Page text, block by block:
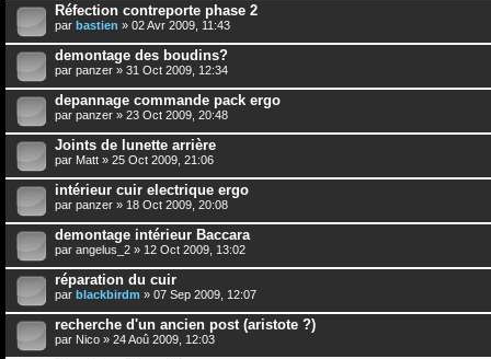
Réfection contreporte phase 2
par bastien » 02 Avr 2009, 11:43
demontage des boudins?
par panzer » 31 Oct 2009, 12:34
depannage commande pack ergo
par panzer » 23 Oct 2009, 20:48
Joints de lunette arrière
par Matt » 25 Oct 2009, 21:06
intérieur cuir electrique ergo
par panzer » 18 Oct 2009, 20:08
demontage intérieur Baccara
par angelus_2 » 12 Oct 2009, 13:02
réparation du cuir
par blackbirdm » 07 Sep 2009, 12:07
recherche d'un ancien post (aristote ?)
par Nico » 24 Aoû 2009, 12:03